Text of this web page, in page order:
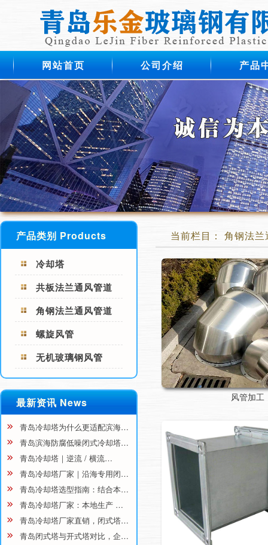
网站首页 公司介绍 产品
产品类别 Products
冷却塔
共板法兰通风管道
角钢法兰通风管道
螺旋风管
无机玻璃钢风管
最新资讯 News
青岛冷却塔为什么更适配滨海…
青岛滨海防腐低噪闭式冷却塔…
青岛冷却塔｜逆流 / 横流…
青岛冷却塔厂家｜沿海专用闭…
青岛冷却塔选型指南：结合本…
青岛冷却塔厂家：本地生产 …
青岛冷却塔厂家直销，闭式塔…
青岛闭式塔与开式塔对比，企…
当前栏目： 角钢法
风管加工